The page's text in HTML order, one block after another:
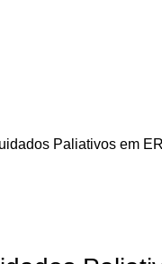
Paliativos em